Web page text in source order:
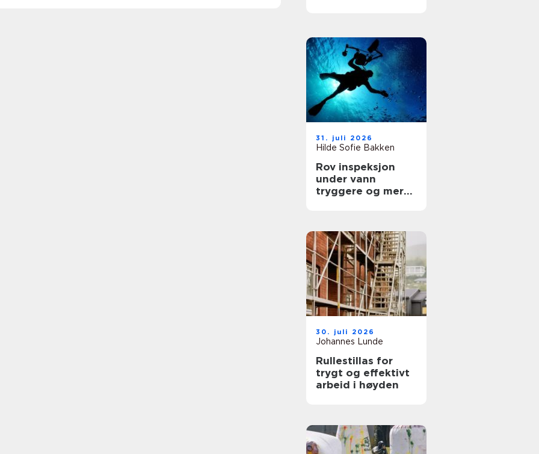
31. juli 2026
Hilde Sofie Bakken
Rov inspeksjon
under vann
tryggere og mer
30. juli 2026
Johannes Lunde
Rullestillas for
trygt og effektivt
arbeid i høyden